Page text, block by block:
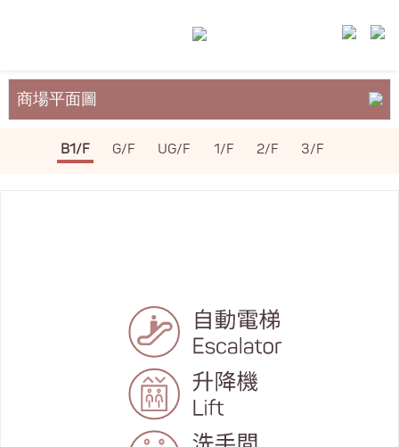
商場平面圖
關於裕民坊
B1/F G/F UG/F 1/F 2/F 3/F